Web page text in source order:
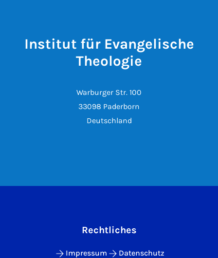
Institut für Evangelische
Theologie
Warburger Str. 100
33098 Paderborn
Deutschland
Rechtliches
Impressum
Datenschutz